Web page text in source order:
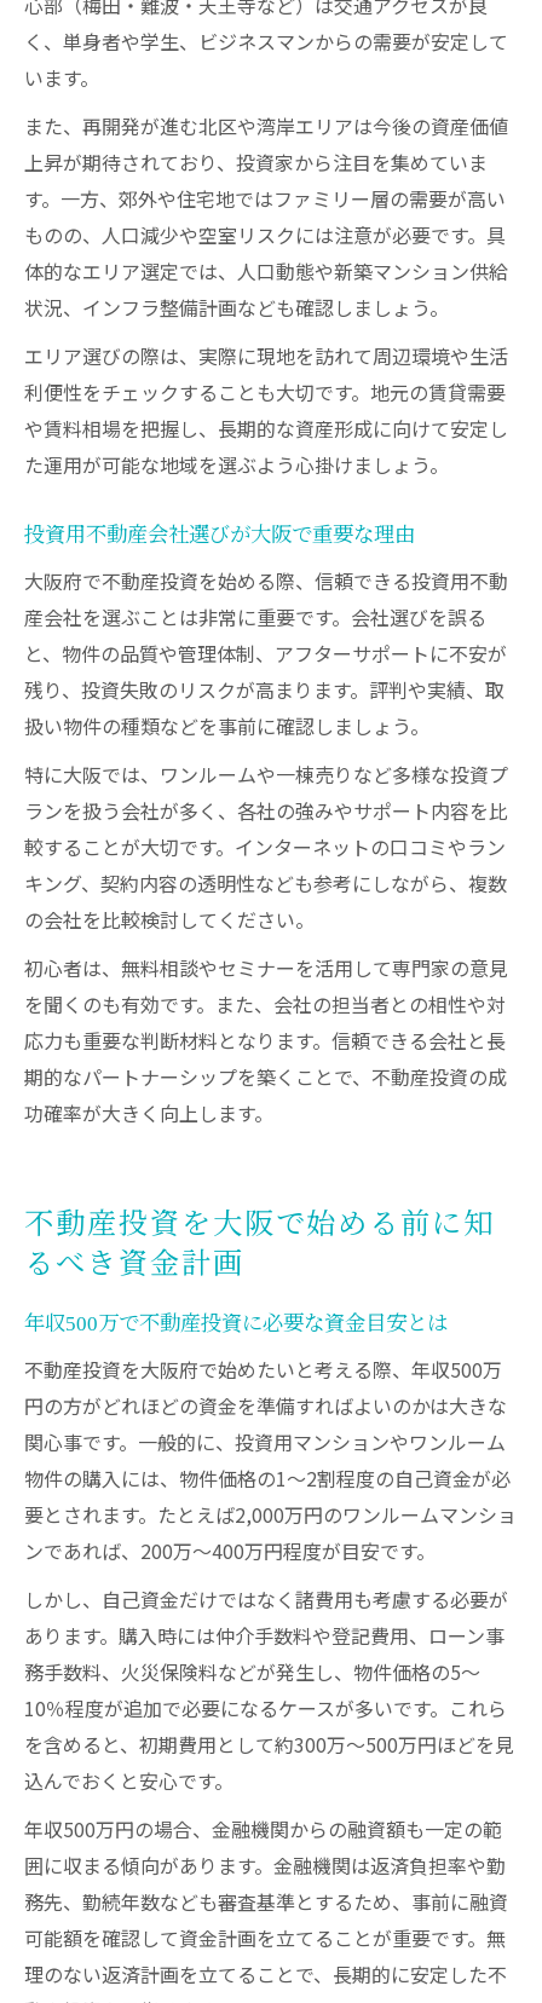
く、単身者や学生、ビジネスマンからの需要が安定して
います。
また、再開発が進む北区や湾岸エリアは今後の資産価値
上昇が期待されており、投資家から注目を集めていま
す。一方、郊外や住宅地ではファミリー層の需要が高い
ものの、人口減少や空室リスクには注意が必要です。具
体的なエリア選定では、人口動態や新築マンション供給
状況、インフラ整備計画なども確認しましょう。
エリア選びの際は、実際に現地を訪れて周辺環境や生活
利便性をチェックすることも大切です。地元の賃貸需要
や賃料相場を把握し、長期的な資産形成に向けて安定し
た運用が可能な地域を選ぶよう心掛けましょう。
投資用不動産会社選びが大阪で重要な理由
大阪府で不動産投資を始める際、信頼できる投資用不動
産会社を選ぶことは非常に重要です。会社選びを誤る
と、物件の品質や管理体制、アフターサポートに不安が
残り、投資失敗のリスクが高まります。評判や実績、取
扱い物件の種類などを事前に確認しましょう。
特に大阪では、ワンルームや一棟売りなど多様な投資プ
ランを扱う会社が多く、各社の強みやサポート内容を比
較することが大切です。インターネットの口コミやラン
キング、契約内容の透明性なども参考にしながら、複数
の会社を比較検討してください。
初心者は、無料相談やセミナーを活用して専門家の意見
を聞くのも有効です。また、会社の担当者との相性や対
応力も重要な判断材料となります。信頼できる会社と長
期的なパートナーシップを築くことで、不動産投資の成
功確率が大きく向上します。
不動産投資を大阪で始める前に知
るべき資金計画
年収500万で不動産投資に必要な資金目安とは
不動産投資を大阪府で始めたいと考える際、年収500万
円の方がどれほどの資金を準備すればよいのかは大きな
関心事です。一般的に、投資用マンションやワンルーム
物件の購入には、物件価格の1〜2割程度の自己資金が必
要とされます。たとえば2,000万円のワンルームマンショ
ンであれば、200万〜400万円程度が目安です。
しかし、自己資金だけではなく諸費用も考慮する必要が
あります。購入時には仲介手数料や登記費用、ローン事
務手数料、火災保険料などが発生し、物件価格の5〜
10％程度が追加で必要になるケースが多いです。これら
を含めると、初期費用として約300万〜500万円ほどを見
込んでおくと安心です。
年収500万円の場合、金融機関からの融資額も一定の範
囲に収まる傾向があります。金融機関は返済負担率や勤
務先、勤続年数なども審査基準とするため、事前に融資
可能額を確認して資金計画を立てることが重要です。無
理のない返済計画を立てることで、長期的に安定した不